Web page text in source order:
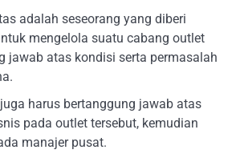
adalah seseorang yang diberi
mengelola suatu cabang outlet
jawab atas kondisi serta permasalah
harus bertanggung jawab atas
pada outlet tersebut, kemudian
manajer pusat.